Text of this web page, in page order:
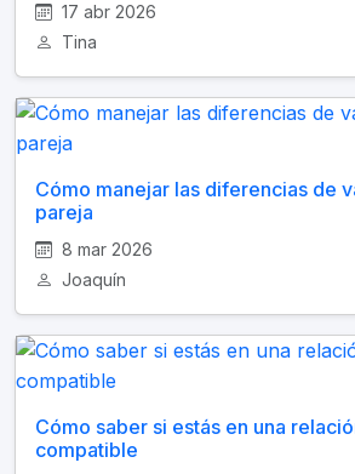
17 abr 2026
Tina
Cómo manejar las diferencias de
pareja
8 mar 2026
Joaquín
Cómo saber si estás en una
compatible